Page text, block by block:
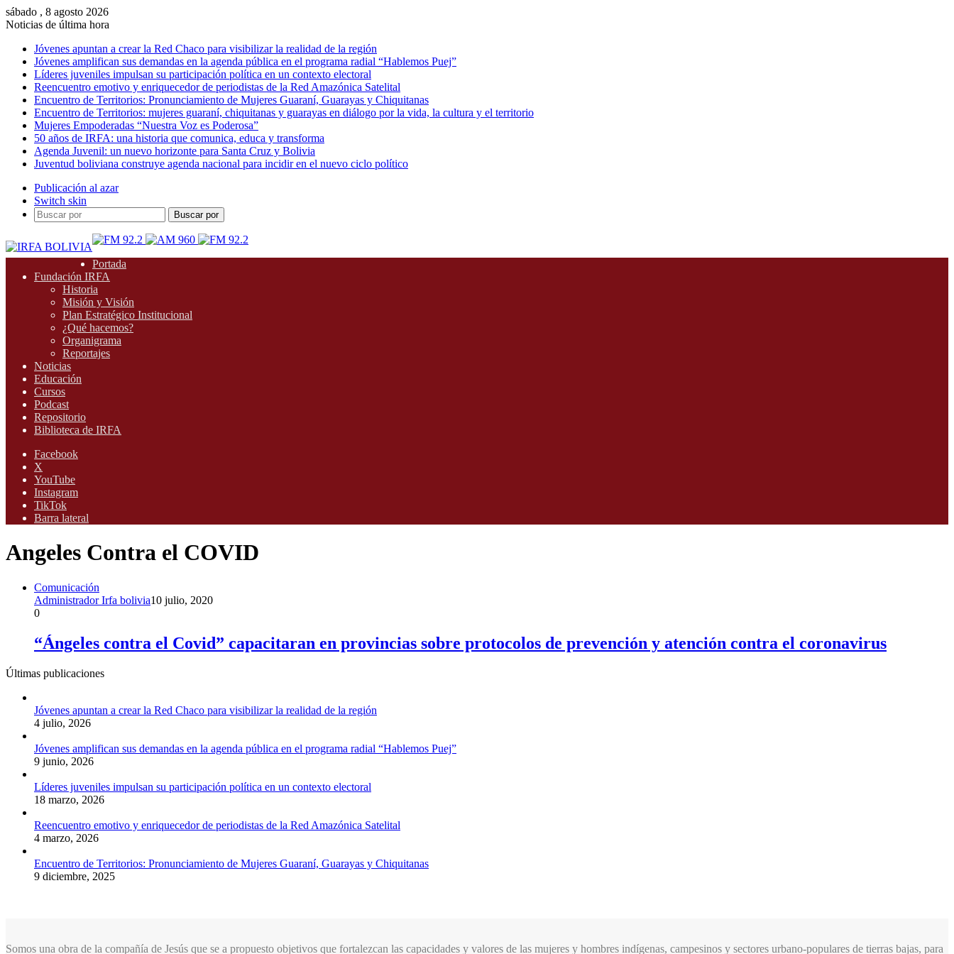
sábado , 8 agosto 2026
Noticias de última hora
Jóvenes apuntan a crear la Red Chaco para visibilizar la realidad de la región
Jóvenes amplifican sus demandas en la agenda pública en el programa radial “Hablemos Puej”
Líderes juveniles impulsan su participación política en un contexto electoral
Reencuentro emotivo y enriquecedor de periodistas de la Red Amazónica Satelital
Encuentro de Territorios: Pronunciamiento de Mujeres Guaraní, Guarayas y Chiquitanas
Encuentro de Territorios: mujeres guaraní, chiquitanas y guarayas en diálogo por la vida, la cultura y el territorio
Mujeres Empoderadas “Nuestra Voz es Poderosa”
50 años de IRFA: una historia que comunica, educa y transforma
Agenda Juvenil: un nuevo horizonte para Santa Cruz y Bolivia
Juventud boliviana construye agenda nacional para incidir en el nuevo ciclo político
Publicación al azar
Switch skin
Buscar por
Portada
Fundación IRFA
Historia
Misión y Visión
Plan Estratégico Institucional
¿Qué hacemos?
Organigrama
Reportajes
Noticias
Educación
Cursos
Podcast
Repositorio
Biblioteca de IRFA
Facebook
X
YouTube
Instagram
TikTok
Barra lateral
Angeles Contra el COVID
Comunicación
Administrador Irfa bolivia10 julio, 2020
0
“Ángeles contra el Covid” capacitaran en provincias sobre protocolos de prevención y atención contra el coronavirus
Últimas publicaciones
Jóvenes apuntan a crear la Red Chaco para visibilizar la realidad de la región
4 julio, 2026
Jóvenes amplifican sus demandas en la agenda pública en el programa radial “Hablemos Puej”
9 junio, 2026
Líderes juveniles impulsan su participación política en un contexto electoral
18 marzo, 2026
Reencuentro emotivo y enriquecedor de periodistas de la Red Amazónica Satelital
4 marzo, 2026
Encuentro de Territorios: Pronunciamiento de Mujeres Guaraní, Guarayas y Chiquitanas
9 diciembre, 2025
Somos una obra de la compañía de Jesús que se a propuesto objetivos que fortalezcan las capacidades y valores de las mujeres y hombres indígenas, campesinos y sectores urbano-populares de tierras bajas, para